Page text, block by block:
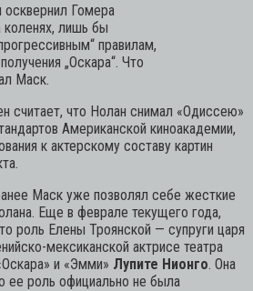
Гомера
коленях, лишь бы
правилам,
„Оскара“. Что
Маск.
считает, что Нолан снимал «Одиссею»
Американской киноакадемии,
к актерскому составу картин
Маск уже позволял себе жесткие
Еще в феврале текущего года,
роль Елены Троянской — супруги царя
мексиканской актрисе театра
и «Эмми» Лупите Нионго. Она
ее роль официально не была